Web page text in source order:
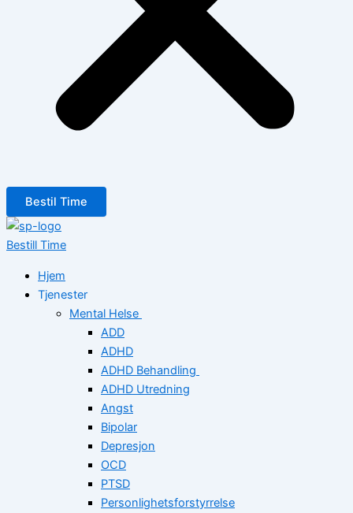
Bestil Time
Bestill Time
Hjem
Tjenester
Mental Helse
ADD
ADHD
ADHD Behandling
ADHD Utredning
Angst
Bipolar
Depresjon
OCD
PTSD
Personlighetsforstyrrelse